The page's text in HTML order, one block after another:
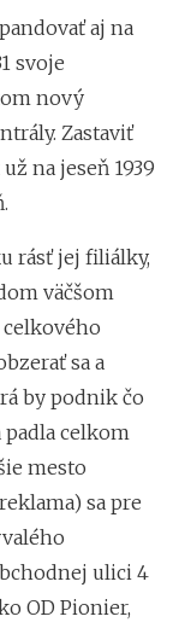
aj na
svoje
nový
Zastaviť
na jeseň 1939
rásť jej filiálky,
väčšom
sa a
by podnik čo
celkom
mesto
sa pre
ulici 4
OD Pionier,